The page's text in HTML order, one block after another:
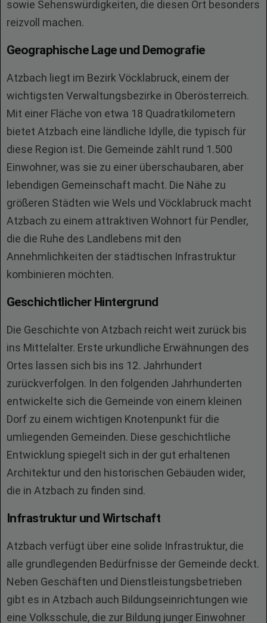
sowie Sehenswürdigkeiten, die diesen Ort besonders
reizvoll machen.
Geographische Lage und Demografie
Atzbach liegt im Bezirk Vöcklabruck, einem der
wichtigsten Verwaltungsbezirke in Oberösterreich.
Mit einer Fläche von etwa 18 Quadratkilometern
bietet Atzbach eine ländliche Idylle, die typisch für
diese Region ist. Die Gemeinde zählt rund 1.500
Einwohner, was sie zu einer überschaubaren, aber
lebendigen Gemeinschaft macht. Die Nähe zu
größeren Städten wie Wels und Vöcklabruck macht
Atzbach zu einem attraktiven Wohnort für Pendler,
die die Ruhe des Landlebens mit den
Annehmlichkeiten der städtischen Infrastruktur
kombinieren möchten.
Geschichtlicher Hintergrund
Die Geschichte von Atzbach reicht weit zurück bis
ins Mittelalter. Erste urkundliche Erwähnungen des
Ortes lassen sich bis ins 12. Jahrhundert
zurückverfolgen. In den folgenden Jahrhunderten
entwickelte sich die Gemeinde von einem kleinen
Dorf zu einem wichtigen Knotenpunkt für die
umliegenden Gemeinden. Diese geschichtliche
Entwicklung spiegelt sich in der gut erhaltenen
Architektur und den historischen Gebäuden wider,
die in Atzbach zu finden sind.
Infrastruktur und Wirtschaft
Atzbach verfügt über eine solide Infrastruktur, die
alle grundlegenden Bedürfnisse der Gemeinde deckt.
Neben Geschäften und Dienstleistungsbetrieben
gibt es in Atzbach auch Bildungseinrichtungen wie
eine Volksschule, die zur Bildung junger Einwohner